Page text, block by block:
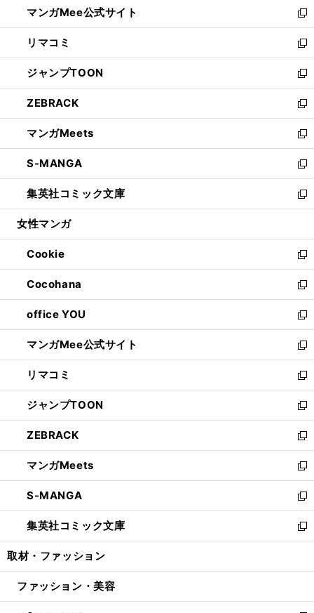
く
ド
ウ
で
開
く
ィ
ン
ド
ウ
で
開
く
い
ウ
ィ
ン
ド
ウ
で
開
く
マンガMee公式サイト
新
し
い
ウ
ィ
ン
ド
ウ
で
開
く
リマコミ
新
し
い
ウ
ィ
ン
ド
ウ
で
開
く
ジャンプTOON
新
し
い
ウ
ィ
ン
ド
ウ
で
開
ZEBRACK
新
し
い
ウ
ィ
ン
ド
ウ
開
く
マンガMeets
新
し
い
ウ
ィ
ン
ウ
で
開
く
S-MANGA
新
し
い
ウ
ン
ド
ウ
で
開
く
集英社コミック文庫
新
し
ウ
ィ
ン
ド
ウ
で
開
く
女性マンガ
Cookie
新
し
い
ウ
ィ
ン
ド
ウ
で
開
く
Cocohana
新
し
い
ウ
ィ
ン
ド
ウ
で
開
く
office YOU
新
し
い
ウ
ィ
ン
ド
ウ
で
開
く
マンガMee公式サイト
新
し
い
ウ
ィ
ン
ド
ウ
で
開
く
リマコミ
新
し
い
ウ
ィ
ン
ド
ウ
で
開
く
ジャンプTOON
新
し
い
ウ
ィ
ン
ド
ウ
で
開
ZEBRACK
新
し
い
ウ
ィ
ン
ド
ウ
開
マンガMeets
新
し
い
ウ
ィ
ン
ウ
開
S-MANGA
新
し
い
ウ
ン
ウ
集英社コミック文庫
新
し
ウ
ン
取材・ファッション
ファッション・美容